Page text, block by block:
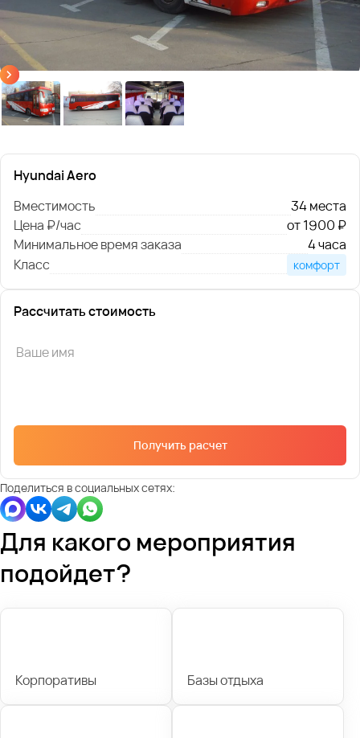
Hyundai Aero
Вместимость
34 места
Цена ₽/час
от 1900 ₽
Минимальное время заказа
4 часа
Класс
комфорт
Рассчитать стоимость
Получить расчет
Поделиться в социальных сетях:
Для какого мероприятия
подойдет?
Корпоративы Базы отдыха